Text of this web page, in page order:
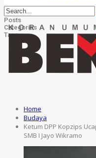
Posts
Categories
Tags
Home
Budaya
Ketum DPP Kopzips
SMB I Jayo Wikramo